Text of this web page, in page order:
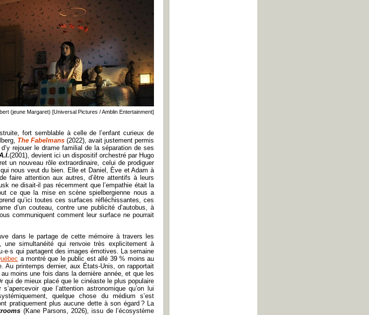
(jeune Margaret) [Universal Pictures / Amblin Entertainment]
fort semblable à celle de l’enfant curieux de
The Fabelmans (2022), avait justement permis
rejouer le drame familial de la séparation de ses
(2001), devient ici un dispositif orchestré par Hugo
un nouveau rôle extraordinaire, celui de prodiguer
nous veut du bien. Elle et Daniel, Ève et Adam à
faire attention aux autres, d’être attentifs à leurs
ne disait-il pas récemment que l’empathie était la
ce que la mise en scène spielbergienne nous a
qu’ici toutes ces surfaces réfléchissantes, ces
d’un couteau, contre une publicité d’autobus, à
communiquent comment leur surface ne pourrait
dans le partage de cette mémoire à travers les
simultanéité qui renvoie très explicitement à
qui partagent des images émotives. La semaine
a montré que le public est allé 39 % moins au
Au printemps dernier, aux États-Unis, on rapportait
moins une fois dans la dernière année, et que les
de mieux placé que le cinéaste le plus populaire
que l’attention astronomique qu’on lui
quelque chose du médium s’est
pratiquement plus aucune dette à son égard ? La
(Kane Parsons, 2026), issu de l’écosystème